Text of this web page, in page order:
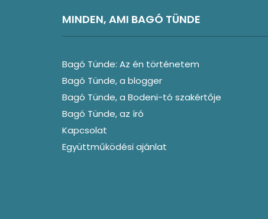
MINDEN, AMI BAGÓ TÜNDE
Bagó Tünde: Az én történetem
Bagó Tünde, a blogger
Bagó Tünde, a Bodeni-tó szakértője
Bagó Tünde, az író
Kapcsolat
Együttműködési ajánlat